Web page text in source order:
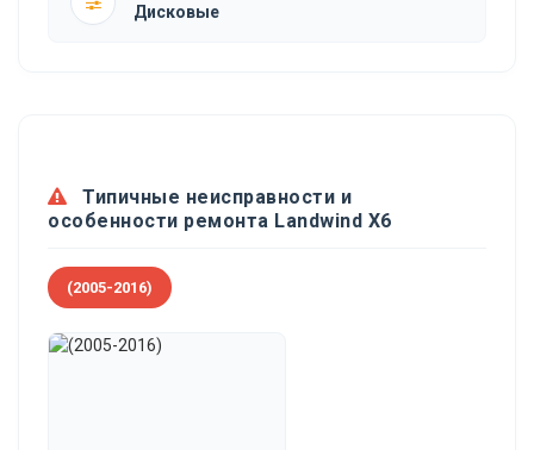
Дисковые
Типичные неисправности и
особенности ремонта Landwind X6
(2005-2016)